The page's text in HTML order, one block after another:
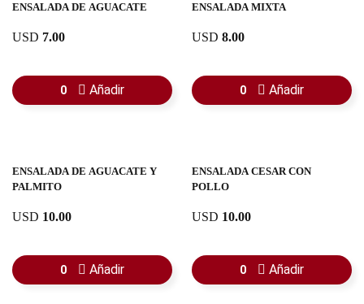
ENSALADA DE AGUACATE
USD 7.00
0 Añadir
ENSALADA MIXTA
USD 8.00
0 Añadir
ENSALADA DE AGUACATE Y
PALMITO
USD 10.00
0 Añadir
ENSALADA CESAR CON
POLLO
USD 10.00
0 Añadir